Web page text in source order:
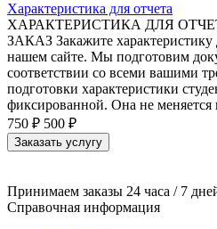
Характеристика для отчета
ХАРАКТЕРИСТИКА ДЛЯ
ЗАКАЗ Закажите характеристику
нашем сайте. Мы подготовим
соответствии со всеми вашими
подготовки характеристики
фиксированной. Она не меняется
750 ₽ 500 ₽
Заказать услугу
Принимаем заказы 24 часа / 7
Справочная информация